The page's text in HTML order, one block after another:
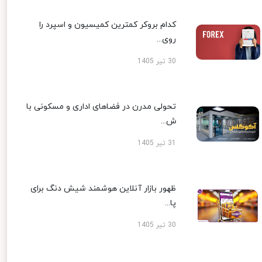
کدام بروکر کمترین کمیسیون و اسپرد را
روی...
30 تیر 1405
تحولی مدرن در فضاهای اداری و مسکونی با
ش...
ظهور بازار آنلاین هوشمند شیش دنگ برای
پا...
30 تیر 1405